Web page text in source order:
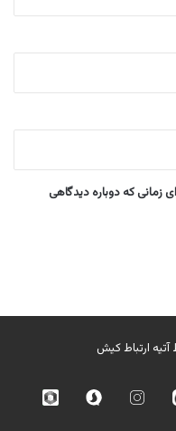
زمانی که دوباره دیدگاهی
آتیه ارتباط کیش
ایتا
اینستاگرامسروش